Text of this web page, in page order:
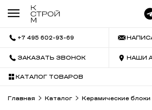
+7 495 602-93-69
ЗАКАЗАТЬ ЗВОНОК НАШИ
КАТАЛОГ ТОВАРОВ
Главная Каталог Керамические блоки